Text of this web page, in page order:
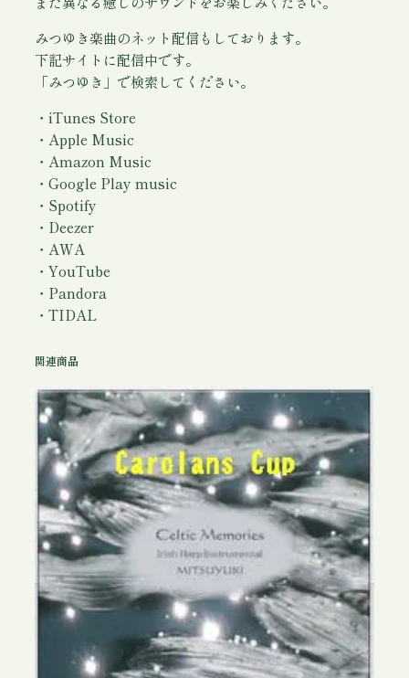
みつゆき楽曲のネット配信もしております。
下記サイトに配信中です。
「みつゆき」で検索してください。
・iTunes Store
・Apple Music
・Amazon Music
・Google Play music
・Spotify
・Deezer
・AWA
・YouTube
・Pandora
・TIDAL
関連商品